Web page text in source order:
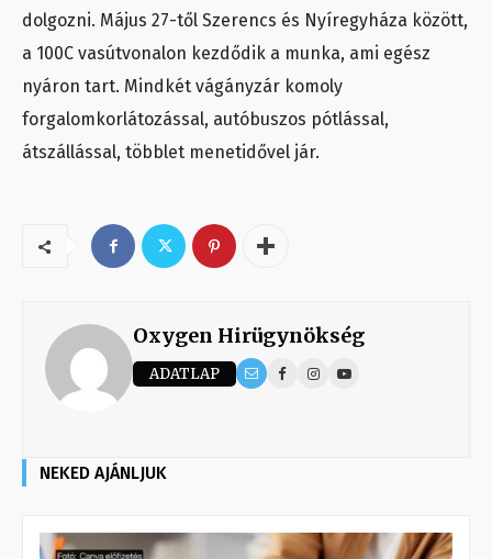
dolgozni. Május 27-től Szerencs és Nyíregyháza között,
a 100C vasútvonalon kezdődik a munka, ami egész
nyáron tart. Mindkét vágányzár komoly
forgalomkorlátozással, autóbuszos pótlással,
átszállással, többlet menetidővel jár.
Oxygen Hirügynökség
ADATLAP
NEKED AJÁNLJUK